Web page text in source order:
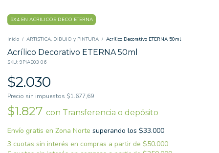
5X4 EN ACRILICOS DECO ETERNA
Inicio / ARTISTICA, DIBUJO y PINTURA / Acrílico Decorativo ETERNA 50ml
Acrílico Decorativo ETERNA 50ml
SKU: 9PIAE03 06
$2.030
Precio sin impuestos $1.677,69
$1.827 con Transferencia o depósito
Envío gratis
superando los